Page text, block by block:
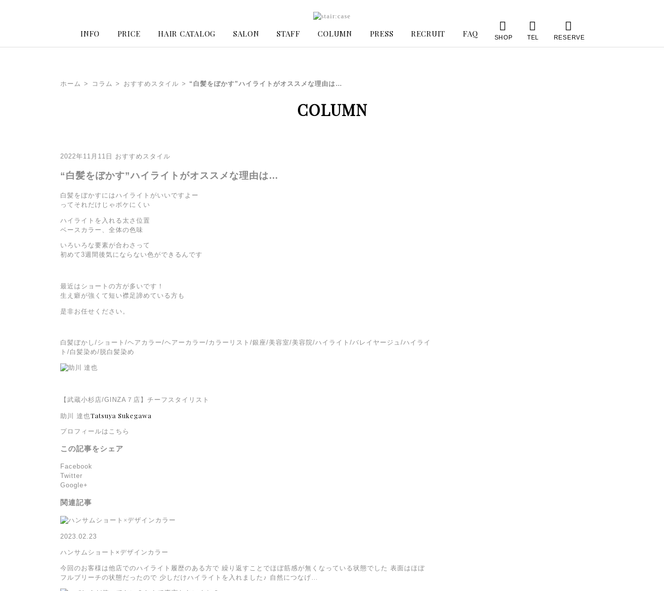
INFO PRICE HAIR CATALOG SALON STAFF COLUMN PRESS RECRUIT FAQ SHOP TEL RESERVE
ホーム > コラム > おすすめスタイル > “白髪をぼかす”ハイライトがオススメな理由は…
COLUMN
2022年11月11日 おすすめスタイル
“白髪をぼかす”ハイライトがオススメな理由は…
白髪をぼかすにはハイライトがいいですよー
ってそれだけじゃボケにくい
ハイライトを入れる太さ位置
ベースカラー、全体の色味
いろいろな要素が合わさって
初めて3週間後気にならない色ができるんです
最近はショートの方が多いです！
生え癖が強くて短い襟足諦めている方も
是非お任せください。
白髪ぼかし/ショート/ヘアカラー/ヘアーカラー/カラーリスト/銀座/美容室/美容院/ハイライト/バレイヤージュ/ハイライ
ト/白髪染め/脱白髪染め
【武蔵小杉店/GINZA７店】チーフスタイリスト
助川 達也Tatsuya Sukegawa
プロフィールはこちら
この記事をシェア
Facebook
Twitter
Google+
関連記事
2023.02.23
ハンサムショート×デザインカラー
今回のお客様は他店でのハイライト履歴のある方で 繰り返すことでほぼ筋感が無くなっている状態でした 表面はほぼ
フルブリーチの状態だったので 少しだけハイライトを入れました♪ 自然につなげ…